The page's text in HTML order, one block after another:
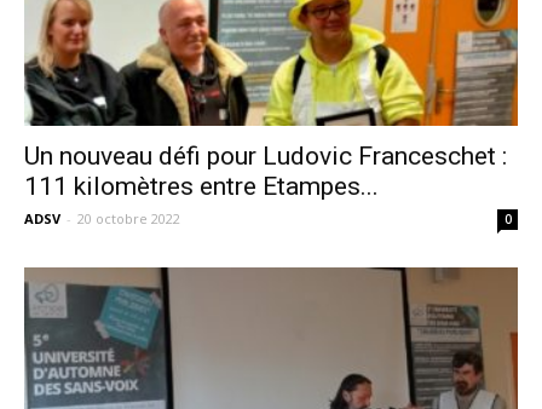
voix
Un nouveau défi pour Ludovic Franceschet :
111 kilomètres entre Etampes...
ADSV - 20 octobre 2022 0